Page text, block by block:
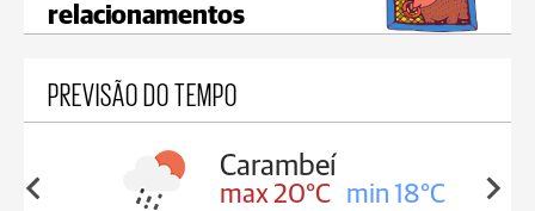
relacionamentos
PREVISÃO DO TEMPO
18°C
Carambeí
max 20°C min 18°C